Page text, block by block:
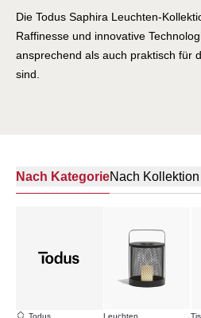
Die Todus Saphira Leuchten-
Raffinesse und innovative
ansprechend als auch praktisch für
sind.
Nach KategorieNach Kollektion
Todus Leuchten